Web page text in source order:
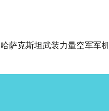
萨克斯坦武装力量空军军